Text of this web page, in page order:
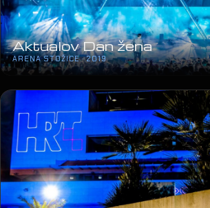
Aktualov Dan žena
ARENA STOŽICE · 2019